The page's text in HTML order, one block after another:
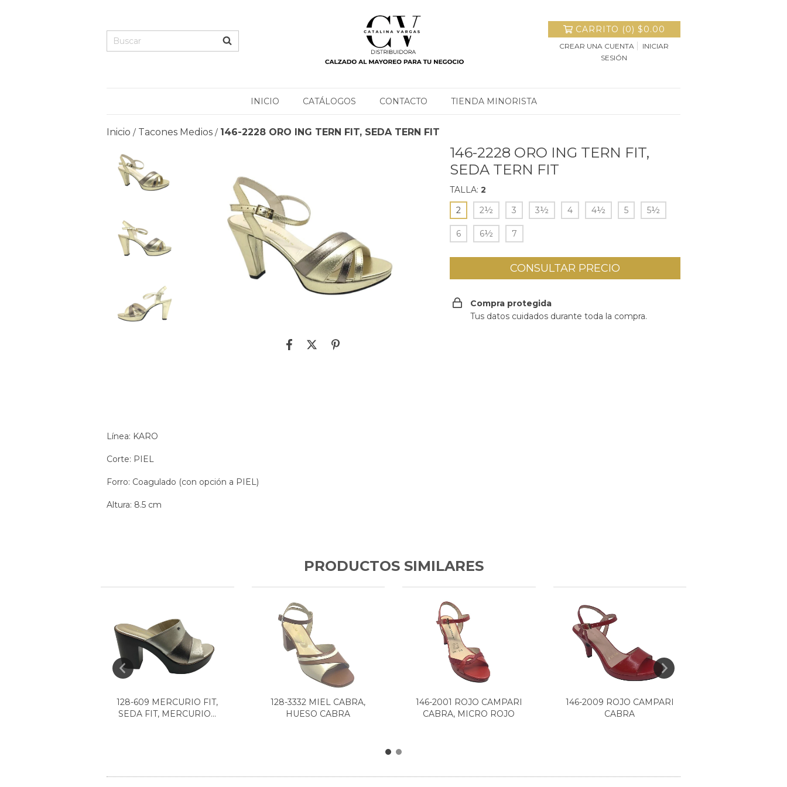
CARRITO (0) $0.00
CREAR UNA CUENTA
INICIAR
SESIÓN
INICIO CATÁLOGOS CONTACTO TIENDA MINORISTA
Inicio / Tacones Medios / 146-2228 ORO ING TERN FIT, SEDA TERN FIT
Línea: KARO
Corte: PIEL
Forro: Coagulado (con opción a PIEL)
Altura: 8.5 cm
146-2228 ORO ING TERN FIT,
SEDA TERN FIT
TALLA: 2
2
2½ 3 3½ 4 4½ 5 5½
6 6½ 7
Compra protegida
Tus datos cuidados durante toda la compra.
PRODUCTOS SIMILARES
128-609 MERCURIO FIT,
SEDA FIT, MERCURIO...
128-3332 MIEL CABRA,
HUESO CABRA
146-2001 ROJO CAMPARI
CABRA, MICRO ROJO
146-2009 ROJO CAMPARI
CABRA